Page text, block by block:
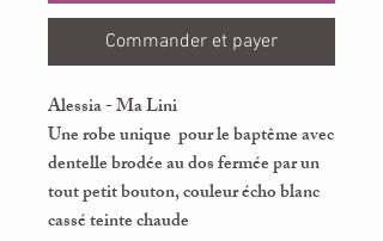
Commander et payer
Alessia - Ma Lini
Une robe unique pour le baptême avec
dentelle brodée au dos fermée par un
tout petit bouton, couleur écho blanc
cassé teinte chaude